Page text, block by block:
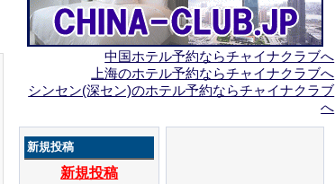
中国ホテル予約ならチャイナクラブへ
上海のホテル予約ならチャイナクラブへ
シンセン(深セン)のホテル予約ならチャイナクラブ
へ
新規投稿
新規投稿